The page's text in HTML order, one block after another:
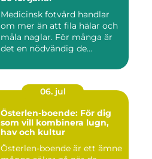
Medicinsk fotvård handlar
om mer än att fila hälar och
måla naglar. För många är
det en nödvändig de...
06. jul
Österlen-boende: För dig
som vill kombinera lugn,
hav och kultur
Österlen-boende är ett ämne